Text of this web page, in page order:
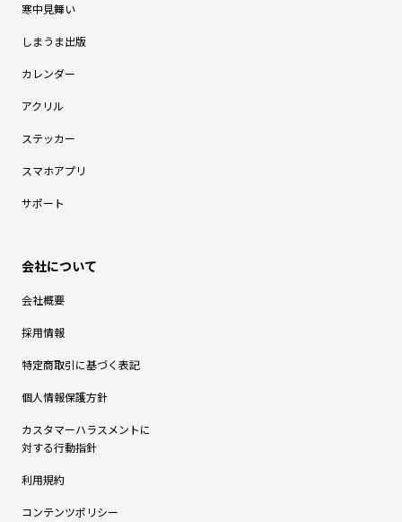
寒中見舞い
しまうま出版
カレンダー
アクリル
ステッカー
スマホアプリ
サポート
会社概要
採用情報
特定商取引に基づく表記
個人情報保護方針
カスタマーハラスメントに
対する行動指針
利用規約
コンテンツポリシー